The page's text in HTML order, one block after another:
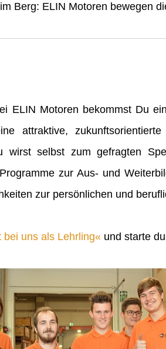
Berg: ELIN Motoren bewegen
ELIN Motoren bekommst Du
attraktive,
wirst selbst zum gefragten
zur Aus- und
zur persönlichen und
bei uns als Lehrling und starte